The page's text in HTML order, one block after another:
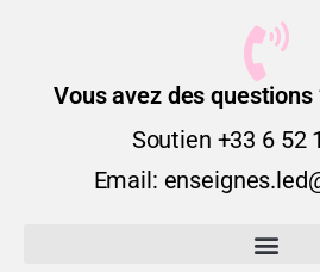
Vous avez des
Soutien +33 6 52
Email: